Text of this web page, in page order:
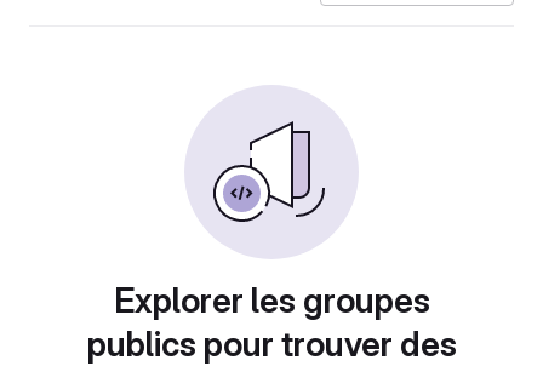
Explorer les groupes
publics pour trouver des